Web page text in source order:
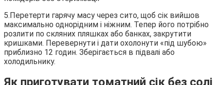
5.Перетерти гарячу масу через сито, щоб сік вийшов
максимально однорідним і ніжним. Тепер його потрібно
розлити по скляних пляшках або банках, закрутити
кришками. Перевернути і дати охолонути «під шубою»
приблизно 12 годин. Зберігається в підвалі або
холодильнику.